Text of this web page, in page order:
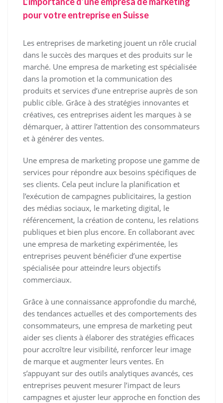
pour votre entreprise en Suisse
Les entreprises de marketing jouent un rôle crucial
dans le succès des marques et des produits sur le
marché. Une empresa de marketing est spécialisée
dans la promotion et la communication des
produits et services d’une entreprise auprès de son
public cible. Grâce à des stratégies innovantes et
créatives, ces entreprises aident les marques à se
démarquer, à attirer l’attention des consommateurs
et à générer des ventes.
Une empresa de marketing propose une gamme de
services pour répondre aux besoins spécifiques de
ses clients. Cela peut inclure la planification et
l’exécution de campagnes publicitaires, la gestion
des médias sociaux, le marketing digital, le
référencement, la création de contenu, les relations
publiques et bien plus encore. En collaborant avec
une empresa de marketing expérimentée, les
entreprises peuvent bénéficier d’une expertise
spécialisée pour atteindre leurs objectifs
commerciaux.
Grâce à une connaissance approfondie du marché,
des tendances actuelles et des comportements des
consommateurs, une empresa de marketing peut
aider ses clients à élaborer des stratégies efficaces
pour accroître leur visibilité, renforcer leur image
de marque et augmenter leurs ventes. En
s’appuyant sur des outils analytiques avancés, ces
entreprises peuvent mesurer l’impact de leurs
campagnes et ajuster leur approche en fonction des